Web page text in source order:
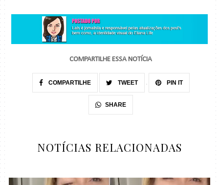
COMPARTILHE ESSA NOTÍCIA
COMPARTILHE TWEET PIN IT
SHARE
NOTÍCIAS RELACIONADAS